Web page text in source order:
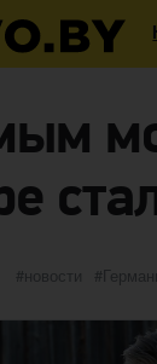
категории
новости Метки